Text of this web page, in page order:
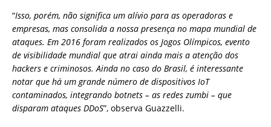
“Isso, porém, não significa um alívio para as operadoras e
empresas, mas consolida a nossa presença no mapa mundial de
ataques. Em 2016 foram realizados os Jogos Olímpicos, evento
de visibilidade mundial que atrai ainda mais a atenção dos
hackers e criminosos. Ainda no caso do Brasil, é interessante
notar que há um grande número de dispositivos IoT
contaminados, integrando botnets – as redes zumbi – que
disparam ataques DDoS”, observa Guazzelli.